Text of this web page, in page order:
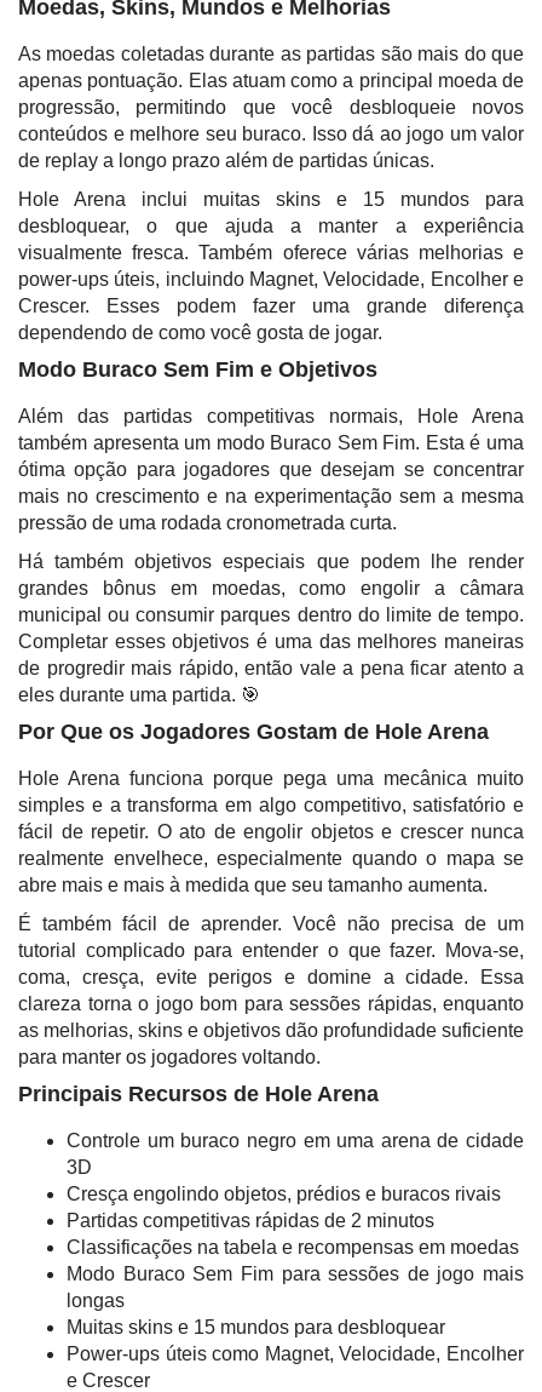
Moedas, Skins, Mundos e Melhorias
As moedas coletadas durante as partidas são mais do que
apenas pontuação. Elas atuam como a principal moeda de
progressão, permitindo que você desbloqueie novos
conteúdos e melhore seu buraco. Isso dá ao jogo um valor
de replay a longo prazo além de partidas únicas.
Hole Arena inclui muitas skins e 15 mundos para
desbloquear, o que ajuda a manter a experiência
visualmente fresca. Também oferece várias melhorias e
power-ups úteis, incluindo Magnet, Velocidade, Encolher e
Crescer. Esses podem fazer uma grande diferença
dependendo de como você gosta de jogar.
Modo Buraco Sem Fim e Objetivos
Além das partidas competitivas normais, Hole Arena
também apresenta um modo Buraco Sem Fim. Esta é uma
ótima opção para jogadores que desejam se concentrar
mais no crescimento e na experimentação sem a mesma
pressão de uma rodada cronometrada curta.
Há também objetivos especiais que podem lhe render
grandes bônus em moedas, como engolir a câmara
municipal ou consumir parques dentro do limite de tempo.
Completar esses objetivos é uma das melhores maneiras
de progredir mais rápido, então vale a pena ficar atento a
eles durante uma partida. 🎯
Por Que os Jogadores Gostam de Hole Arena
Hole Arena funciona porque pega uma mecânica muito
simples e a transforma em algo competitivo, satisfatório e
fácil de repetir. O ato de engolir objetos e crescer nunca
realmente envelhece, especialmente quando o mapa se
abre mais e mais à medida que seu tamanho aumenta.
É também fácil de aprender. Você não precisa de um
tutorial complicado para entender o que fazer. Mova-se,
coma, cresça, evite perigos e domine a cidade. Essa
clareza torna o jogo bom para sessões rápidas, enquanto
as melhorias, skins e objetivos dão profundidade suficiente
para manter os jogadores voltando.
Principais Recursos de Hole Arena
Controle um buraco negro em uma arena de cidade
3D
Cresça engolindo objetos, prédios e buracos rivais
Partidas competitivas rápidas de 2 minutos
Classificações na tabela e recompensas em moedas
Modo Buraco Sem Fim para sessões de jogo mais
longas
Muitas skins e 15 mundos para desbloquear
Power-ups úteis como Magnet, Velocidade, Encolher
e Crescer